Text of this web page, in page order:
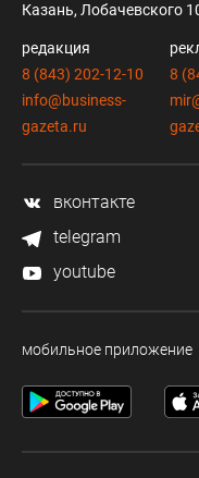
Казань, Лобачевского
редакция
8 (843) 202-12-10
info@business-
gazeta.ru
8
вконтакте
telegram
youtube
мобильное приложение